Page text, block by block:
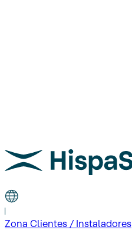
Zona Clientes / Instaladores